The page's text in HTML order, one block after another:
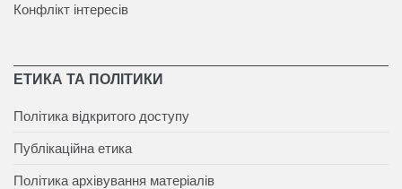
Конфлікт інтересів
ЕТИКА ТА ПОЛІТИКИ
Політика відкритого доступу
Публікаційна етика
Політика архівування матеріалів